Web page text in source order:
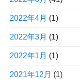
2022年4月 (1)
2022年3月 (1)
2022年1月 (1)
2021年12月 (1)